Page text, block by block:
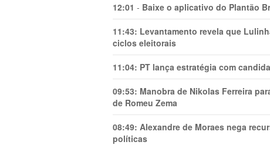
12:01 - Baixe o aplicativo do Plantão
11:43: Levantamento revela que
ciclos eleitorais
11:04: PT lança estratégia com
09:53: Manobra de Nikolas Ferreira
de Romeu Zema
08:49: Alexandre de Moraes nega
políticas